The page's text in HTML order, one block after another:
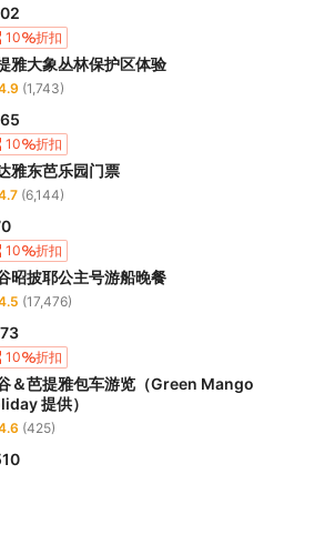
10 折扣
雅大象丛林保护区体验
(1,743)
10 折扣
雅东芭乐园门票
(6,144)
10 折扣
昭披耶公主号游船晚餐
(17,476)
10 折扣
＆芭提雅包车游览（Green Mango
提供）
(425)